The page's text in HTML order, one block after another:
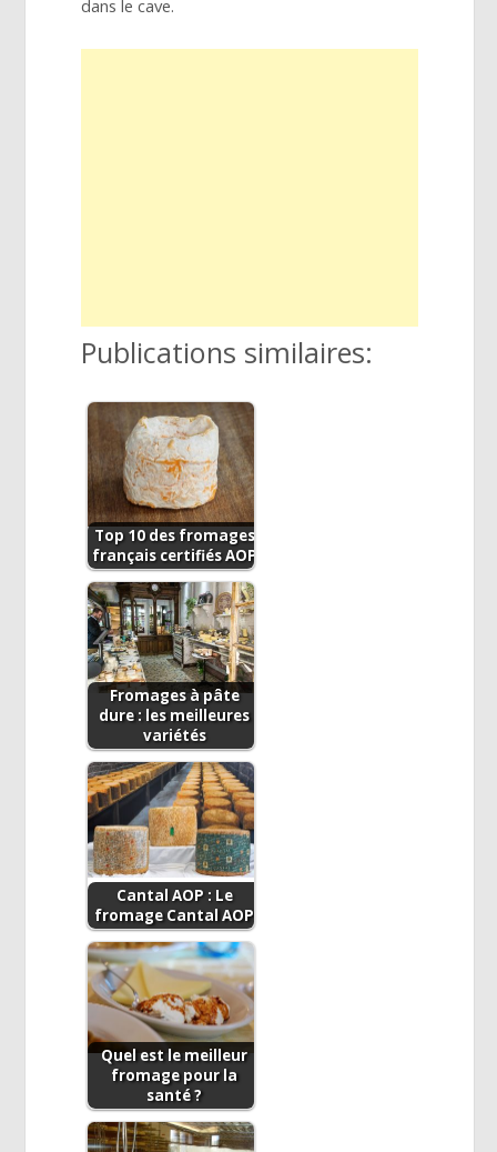
dans le cave.
Publications similaires:
Top 10 des fromages
français certifiés AOP
Fromages à pâte
dure : les meilleures
variétés
Cantal AOP : Le
fromage Cantal AOP
Quel est le meilleur
fromage pour la
santé ?